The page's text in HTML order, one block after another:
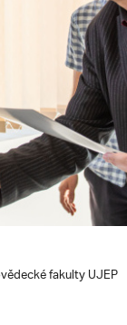
fakulty UJEP